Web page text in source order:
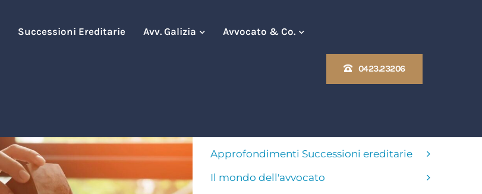
Successioni Ereditarie Avv. Galizia Avvocato & Co.
0423.23206
Approfondimenti Successioni ereditarie
Il mondo dell'avvocato